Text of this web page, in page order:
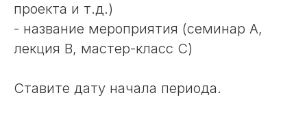
проекта и т.д.)
- название мероприятия (семинар А,
лекция В, мастер-класс С)
Ставите дату начала периода.